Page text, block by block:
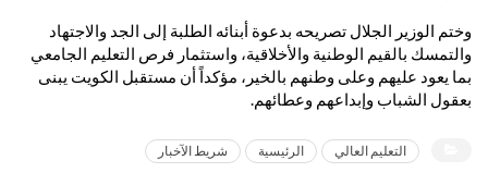
وختم الوزير الجلال تصريحه بدعوة أبنائه الطلبة إلى الجد والاجتهاد
والتمسك بالقيم الوطنية والأخلاقية، واستثمار فرص التعليم الجامعي
بما يعود عليهم وعلى وطنهم بالخير، مؤكداً أن مستقبل الكويت يبنى
بعقول الشباب وإبداعهم وعطائهم.
التعليم العالي الرئيسية شريط الآخبار